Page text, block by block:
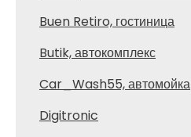
Buen Retiro, гостиница
Butik, автокомплекс
Car_Wash55, автомойка
Digitronic